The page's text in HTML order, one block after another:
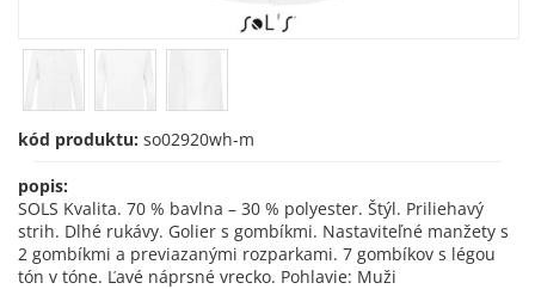
kód produktu: so02920wh-m
popis:
SOLS Kvalita. 70 % bavlna – 30 % polyester. Štýl. Priliehavý
strih. Dlhé rukávy. Golier s gombíkmi. Nastaviteľné manžety s
2 gombíkmi a previazanými rozparkami. 7 gombíkov s légou
tón v tóne. Ľavé náprsné vrecko. Pohlavie: Muži